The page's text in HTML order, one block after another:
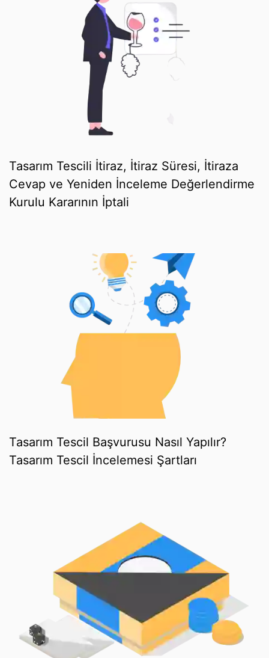
Tasarım Tescili İtiraz, İtiraz Süresi, İtiraza
Cevap ve Yeniden İnceleme Değerlendirme
Kurulu Kararının İptali
Tasarım Tescil Başvurusu Nasıl Yapılır?
Tasarım Tescil İncelemesi Şartları